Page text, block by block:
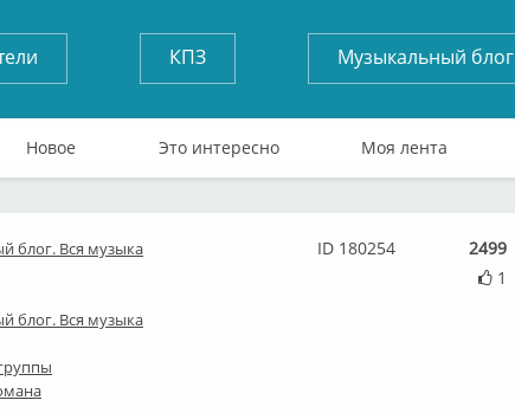
КПЗ Музыкальный блог
Новое Это интересно Моя лента
блог. Вся музыка
блог. Вся музыка
2499
1
ID 180254